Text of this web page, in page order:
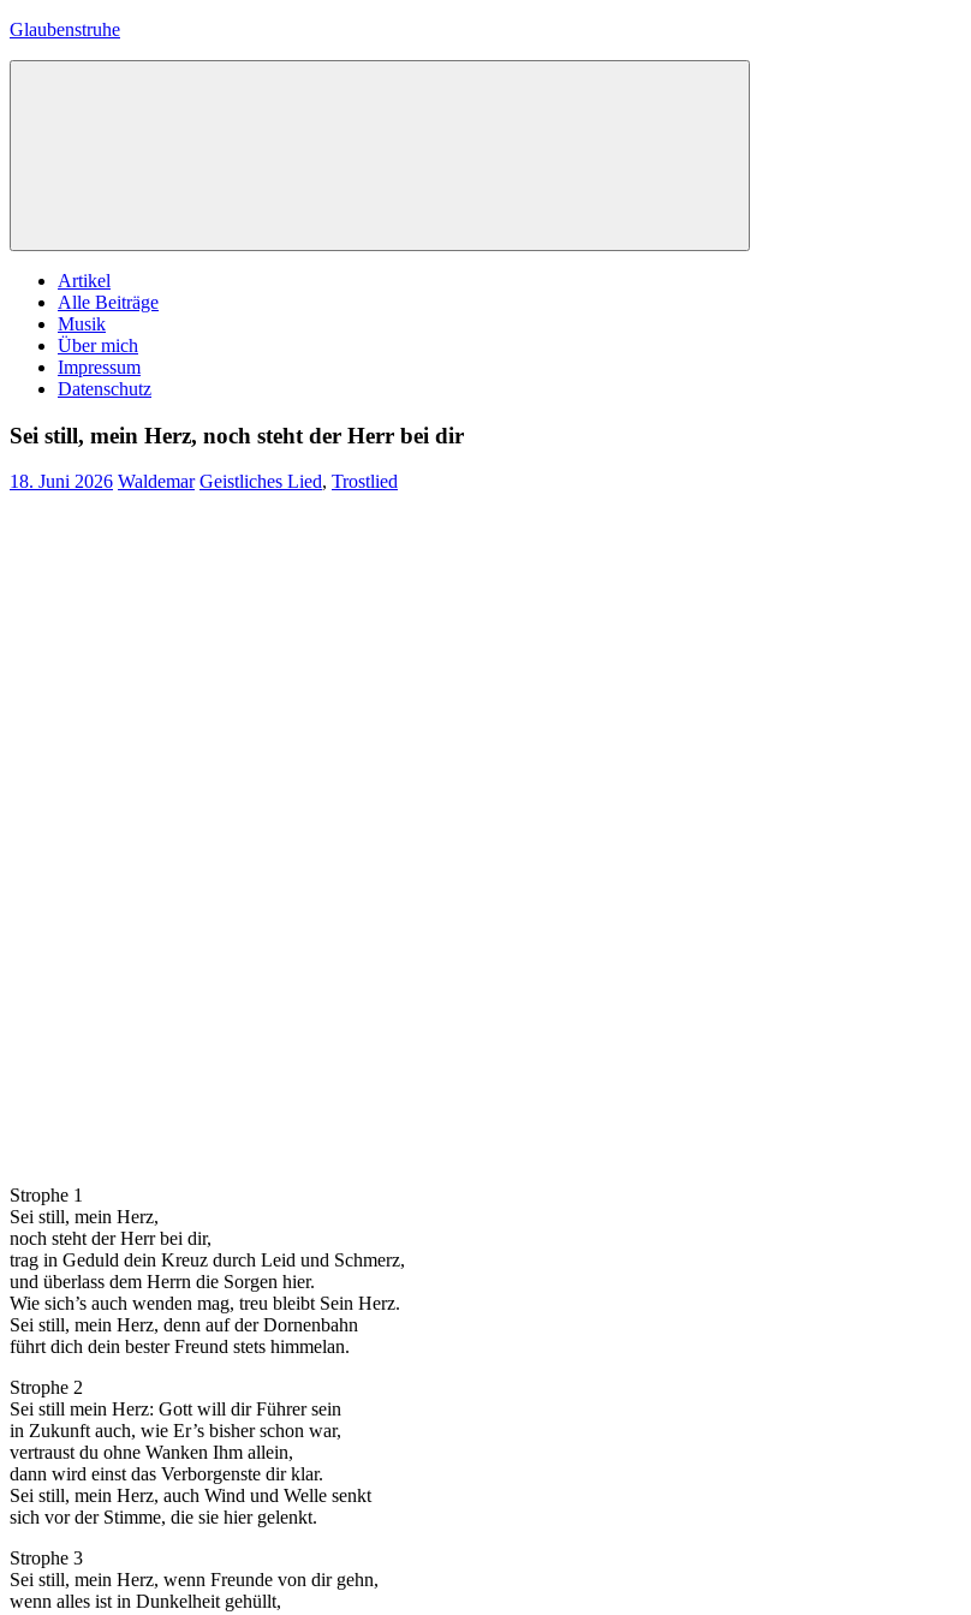
Zum
Glaubenstruhe
Menü
Artikel
Alle Beiträge
Musik
Über mich
Impressum
Datenschutz
Sei still, mein Herz, noch steht der Herr bei dir
18. Juni 2026 Waldemar Geistliches Lied, Trostlied
Strophe 1
Sei still, mein Herz,
noch steht der Herr bei dir,
trag in Geduld dein Kreuz durch Leid und Schmerz,
und überlass dem Herrn die Sorgen hier.
Wie sich’s auch wenden mag, treu bleibt Sein Herz.
Sei still, mein Herz, denn auf der Dornenbahn
führt dich dein bester Freund stets himmelan.
Strophe 2
Sei still mein Herz: Gott will dir Führer sein
in Zukunft auch, wie Er’s bisher schon war,
vertraust du ohne Wanken Ihm allein,
dann wird einst das Verborgenste dir klar.
Sei still, mein Herz, auch Wind und Welle senkt
sich vor der Stimme, die sie hier gelenkt.
Strophe 3
Sei still, mein Herz, wenn Freunde von dir gehn,
wenn alles ist in Dunkelheit gehüllt,